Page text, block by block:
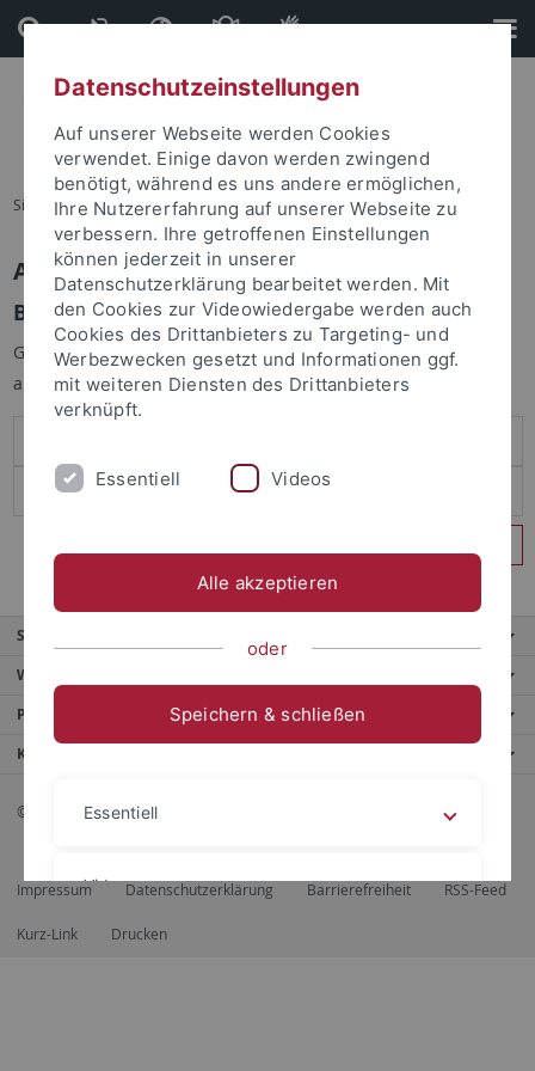
Direkt
zum
Inhalt
Direkt
zur
Fußleiste
Sie sind hier: Startseite
Anmelden
Benutzeranmeldung
Geben Sie Ihren Benutzernamen und Ihr Passwort an um sich
anzumelden:
Service
Weitere Angebote
Portale
Kontaktinfo
© 2026 Eberhard Karls Universität Tübingen, Tübingen
Impressum Datenschutzerklärung Barrierefreiheit RSS-Feed
Kurz-Link Drucken
Datenschutzeinstellungen
Auf unserer Webseite werden Cookies
verwendet. Einige davon werden zwingend
benötigt, während es uns andere ermöglichen,
Ihre Nutzererfahrung auf unserer Webseite zu
verbessern. Ihre getroffenen Einstellungen
können jederzeit in unserer
Datenschutzerklärung bearbeitet werden. Mit
den Cookies zur Videowiedergabe werden auch
Cookies des Drittanbieters zu Targeting- und
Werbezwecken gesetzt und Informationen ggf.
mit weiteren Diensten des Drittanbieters
verknüpft.
Essentiell Videos
Alle akzeptieren
oder
Speichern & schließen
Essentiell
Videos